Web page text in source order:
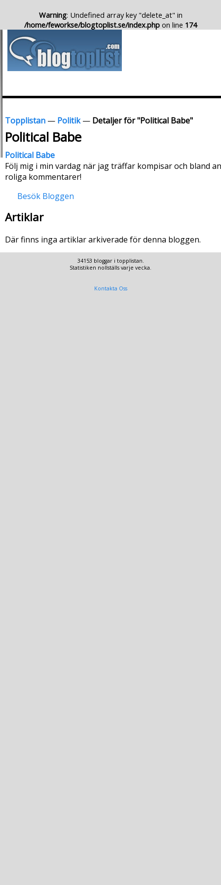
Warning: Undefined array key "delete_at" in
/home/feworkse/blogtoplist.se/index.php on line 174
Topplistan — Politik— Detaljer för "Political Babe"
Political Babe
Political Babe
Följ mig i min vardag när jag träffar kompisar och bland
roliga kommentarer!
Besök Bloggen
Artiklar
Där finns inga artiklar arkiverade för denna bloggen.
34153 bloggar i topplistan.
Statistiken nollställs varje vecka.
Kontakta Oss